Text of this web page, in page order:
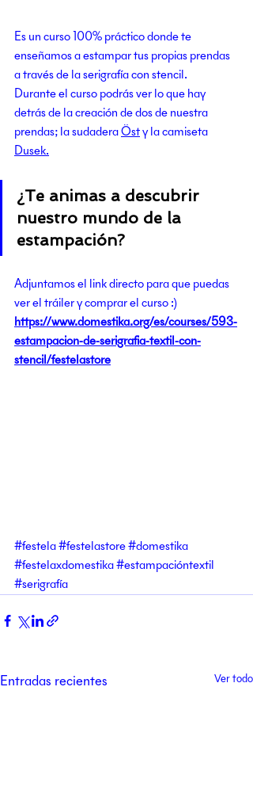
Es un curso 100% práctico donde te
enseñamos a estampar tus propias prendas
a través de la serigrafía con stencil.
Durante el curso podrás ver lo que hay
detrás de la creación de dos de nuestra
prendas; la sudadera Öst y la camiseta
Dusek.
¿Te animas a descubrir
nuestro mundo de la
estampación?
Adjuntamos el link directo para que puedas
ver el tráiler y comprar el curso :)
https://www.domestika.org/es/courses/593-
estampacion-de-serigrafia-textil-con-
stencil/festelastore
#festela#festelastore#domestika
#festelaxdomestika#estampacióntextil
#serigrafía
Entradas recientes Ver todo